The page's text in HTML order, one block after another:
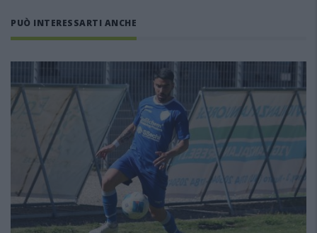
PUÒ INTERESSARTI ANCHE